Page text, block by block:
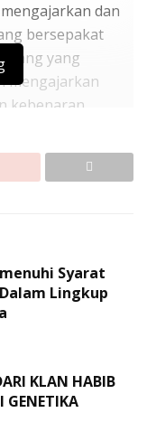
dan
bersepakat
yang
mengajarkan
kebenaran.
Klan Habib
oleh
munafik dan kita
record perilaku
ditenagai
Syarat
Lingkup
KLAN HABIB
GENETIKA